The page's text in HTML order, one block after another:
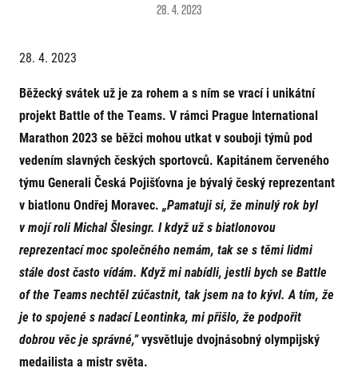
EuroHeroes Challenge 2024
EuroHeroes Challenge 2019
Systém bodování
Projekt RunCzech Halfs
Pro závodníky
Pravidla a všeobecné informace
Vše k pojištění
Přeregistrace na jiného závodníka
Pověření k vyzvednutí čísla
Reklamace výsledků
Vaše Fotografie
Inspirace
Příběhy běžců
RunCzech Story
AIMS Race Calendar
Komunity
Prvoběžci
RunCzech Kings & Queens
RunCzech Stars
dm rodinná míle
Český maratonský klub
RunCzech Pacers
Running Doctors
Středoškoláci
Charita
Seznam neziskových organizací
Běžím pro stromy
Užitečné
O nás
Kontakt
Náš tým
Naši partneři
Historie
Pro veřejnost
FAQ (Často kladené dotazy)
Oznámení fúze
Dobrovolníci
Pro média
Aktuality
28. 4. 2023
28. 4. 2023
Běžecký svátek už je za rohem a s ním se vrací i unikátní
projekt Battle of the Teams. V rámci Prague International
Marathon 2023 se běžci mohou utkat v souboji týmů pod
vedením slavných českých sportovců. Kapitánem červeného
týmu Generali Česká Pojišťovna je bývalý český reprezentant
v biatlonu Ondřej Moravec. „Pamatuji si, že minulý rok byl
v mojí roli Michal Šlesingr. I když už s biatlonovou
reprezentací moc společného nemám, tak se s těmi lidmi
stále dost často vídám. Když mi nabídli, jestli bych se Battle
of the Teams nechtěl zúčastnit, tak jsem na to kývl. A tím, že
je to spojené s nadací Leontinka, mi přišlo, že podpořit
dobrou věc je správné,”vysvětluje dvojnásobný olympijský
medailista a mistr světa.